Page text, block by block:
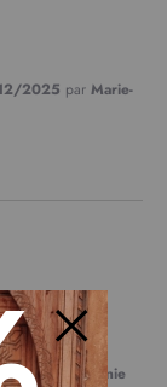
2025 par Marie-
2025 parAnnie
Fermer